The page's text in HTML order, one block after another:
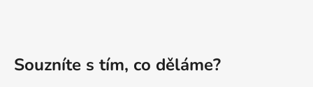
Souzníte s tím, co děláme?